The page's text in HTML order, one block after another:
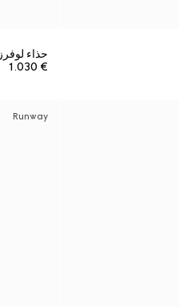
حذاء لوفرز Ragazzo للرجال
€ 1.030
Runway